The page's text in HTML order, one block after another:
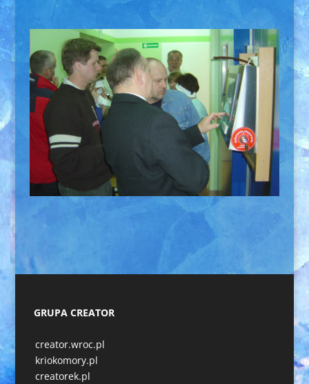
GRUPA CREATOR
creator.wroc.pl
kriokomory.pl
creatorek.pl